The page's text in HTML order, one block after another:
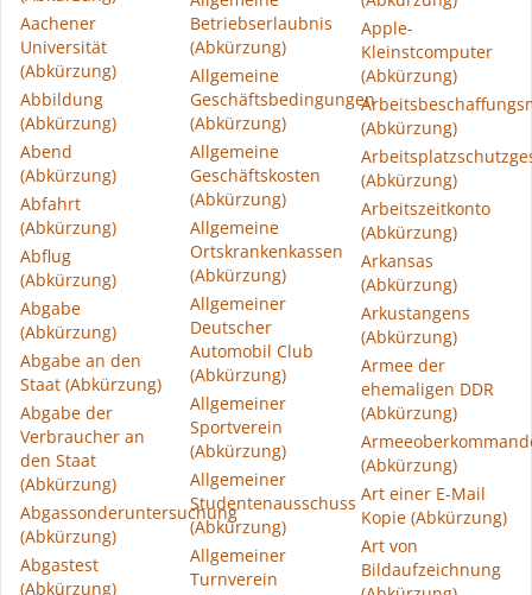
Aachener
Universität
(Abkürzung)
Abbildung
(Abkürzung)
Abend
(Abkürzung)
Abfahrt
(Abkürzung)
Abflug
(Abkürzung)
Abgabe
(Abkürzung)
Abgabe an den
Staat (Abkürzung)
Abgabe der
Verbraucher an
den Staat
(Abkürzung)
Abgassonderuntersuchung
(Abkürzung)
Abgastest
(Abkürzung)
Betriebserlaubnis
(Abkürzung)
Allgemeine
Geschäftsbedingungen
(Abkürzung)
Allgemeine
Geschäftskosten
(Abkürzung)
Allgemeine
Ortskrankenkassen
(Abkürzung)
Allgemeiner
Deutscher
Automobil Club
(Abkürzung)
Allgemeiner
Sportverein
(Abkürzung)
Allgemeiner
Studentenausschuss
(Abkürzung)
Allgemeiner
Turnverein
Apple-
Kleinstcomputer
(Abkürzung)
(Abkürzung)
(Abkürzung)
Arbeitszeitkonto
(Abkürzung)
Arkansas
(Abkürzung)
Arkustangens
(Abkürzung)
Armee der
ehemaligen DDR
(Abkürzung)
(Abkürzung)
Art einer E-Mail
Kopie (Abkürzung)
Art von
Bildaufzeichnung